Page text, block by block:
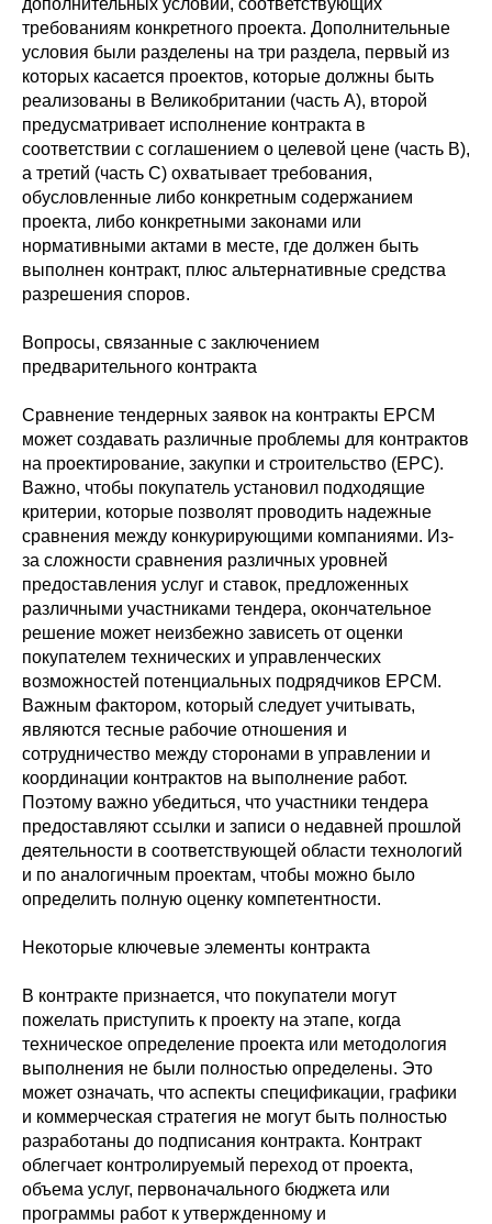
требованиям конкретного проекта. Дополнительные
условия были разделены на три раздела, первый из
которых касается проектов, которые должны быть
реализованы в Великобритании (часть А), второй
предусматривает исполнение контракта в
соответствии с соглашением о целевой цене (часть В),
а третий (часть С) охватывает требования,
обусловленные либо конкретным содержанием
проекта, либо конкретными законами или
нормативными актами в месте, где должен быть
выполнен контракт, плюс альтернативные средства
разрешения споров.
Вопросы, связанные с заключением
предварительного контракта
Сравнение тендерных заявок на контракты EPCM
может создавать различные проблемы для контрактов
на проектирование, закупки и строительство (EPC).
Важно, чтобы покупатель установил подходящие
критерии, которые позволят проводить надежные
сравнения между конкурирующими компаниями. Из-
за сложности сравнения различных уровней
предоставления услуг и ставок, предложенных
различными участниками тендера, окончательное
решение может неизбежно зависеть от оценки
покупателем технических и управленческих
возможностей потенциальных подрядчиков EPCM.
Важным фактором, который следует учитывать,
являются тесные рабочие отношения и
сотрудничество между сторонами в управлении и
координации контрактов на выполнение работ.
Поэтому важно убедиться, что участники тендера
предоставляют ссылки и записи о недавней прошлой
деятельности в соответствующей области технологий
и по аналогичным проектам, чтобы можно было
определить полную оценку компетентности.
Некоторые ключевые элементы контракта
В контракте признается, что покупатели могут
пожелать приступить к проекту на этапе, когда
техническое определение проекта или методология
выполнения не были полностью определены. Это
может означать, что аспекты спецификации, графики
и коммерческая стратегия не могут быть полностью
разработаны до подписания контракта. Контракт
облегчает контролируемый переход от проекта,
объема услуг, первоначального бюджета или
программы работ к утвержденному и